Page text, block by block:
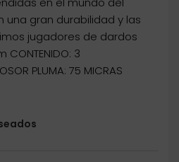
una gran durabilidad y las
jugadores de dardos
3
PLUMA: 75 MICRAS